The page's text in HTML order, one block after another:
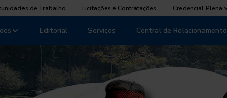
de Trabalho Licitações e Contratações Credencial Plena
Editorial Serviços Central de Relacionamento